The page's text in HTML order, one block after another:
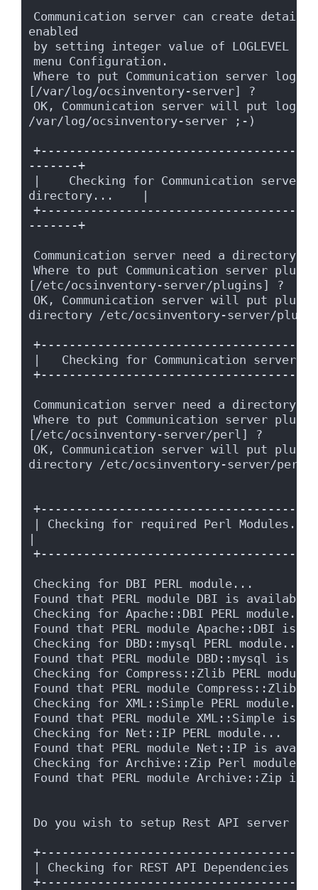
Communication server can create
enabled
by setting integer value of LOGLEVEL
menu Configuration.
Where to put Communication server log
[/var/log/ocsinventory-server] ?
OK, Communication server will put logs
/var/log/ocsinventory-server ;-)
-------+
|    Checking for Communication server
directory...    |
-------+
Communication server need a
Where to put Communication server
[/etc/ocsinventory-server/plugins] ?
OK, Communication server will put
directory /etc/ocsinventory-server/
|   Checking for Communication
Communication server need a
Where to put Communication server
[/etc/ocsinventory-server/perl] ?
OK, Communication server will put
directory /etc/ocsinventory-server/perl
| Checking for required Perl Modules...
|
Checking for DBI PERL module...
Found that PERL module DBI is available.
Checking for Apache::DBI PERL module...
Found that PERL module Apache::DBI is
Checking for DBD::mysql PERL module...
Found that PERL module DBD::mysql is
Checking for Compress::Zlib PERL
Found that PERL module Compress::Zlib
Checking for XML::Simple PERL module...
Found that PERL module XML::Simple is
Checking for Net::IP PERL module...
Found that PERL module Net::IP is
Checking for Archive::Zip Perl module...
Found that PERL module Archive::Zip is
Do you wish to setup Rest API server
| Checking for REST API